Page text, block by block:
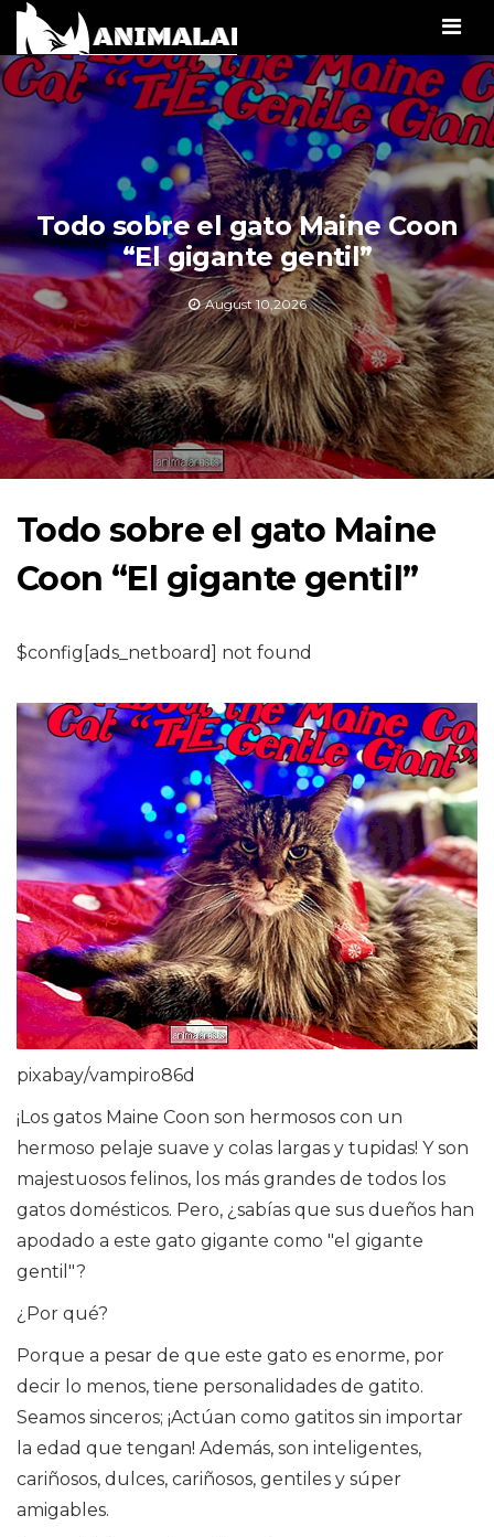
Todo sobre el gato Maine Coon
“El gigante gentil”
August 10,2026
Todo sobre el gato Maine
Coon “El gigante gentil”
$config[ads_netboard] not found
pixabay/vampiro86d
¡Los gatos Maine Coon son hermosos con un
hermoso pelaje suave y colas largas y tupidas! Y son
majestuosos felinos, los más grandes de todos los
gatos domésticos. Pero, ¿sabías que sus dueños han
apodado a este gato gigante como "el gigante
gentil"?
¿Por qué?
Porque a pesar de que este gato es enorme, por
decir lo menos, tiene personalidades de gatito.
Seamos sinceros; ¡Actúan como gatitos sin importar
la edad que tengan! Además, son inteligentes,
cariñosos, dulces, cariñosos, gentiles y súper
amigables.